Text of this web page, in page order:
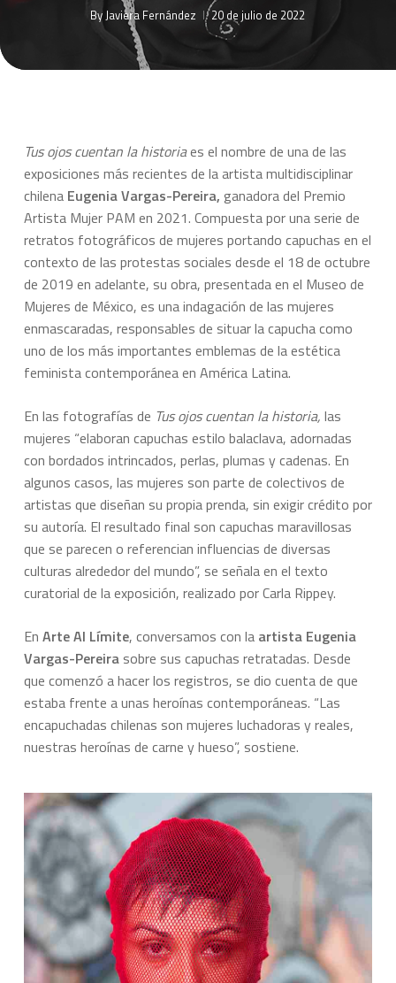
ByJaviera Fernández 20 de julio de 2022
Tus ojos cuentan la historiaes el nombre de una de las
exposiciones más recientes de la artista multidisciplinar
chilena Eugenia Vargas-Pereira, ganadora del Premio
Artista Mujer PAM en 2021. Compuesta por una serie de
retratos fotográficos de mujeres portando capuchas en el
contexto de las protestas sociales desde el 18 de octubre
de 2019 en adelante, su obra, presentada en el Museo de
Mujeres de México, es una indagación de las mujeres
enmascaradas, responsables de situar la capucha como
uno de los más importantes emblemas de la estética
feminista contemporánea en América Latina.
En las fotografías de Tus ojos cuentan la historia, las
mujeres “elaboran capuchas estilo balaclava, adornadas
con bordados intrincados, perlas, plumas y cadenas. En
algunos casos, las mujeres son parte de colectivos de
artistas que diseñan su propia prenda, sin exigir crédito por
su autoría. El resultado final son capuchas maravillosas
que se parecen o referencian influencias de diversas
culturas alrededor del mundo”, se señala en el texto
curatorial de la exposición, realizado por Carla Rippey.
En Arte Al Límite, conversamos con la artista Eugenia
Vargas-Pereirasobre sus capuchas retratadas. Desde
que comenzó a hacer los registros, se dio cuenta de que
estaba frente a unas heroínas contemporáneas. “Las
encapuchadas chilenas son mujeres luchadoras y reales,
nuestras heroínas de carne y hueso”, sostiene.